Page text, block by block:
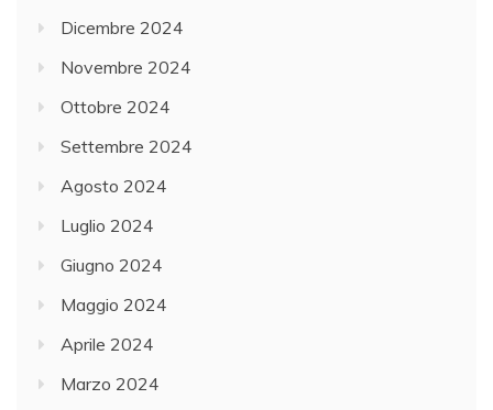
Dicembre 2024
Novembre 2024
Ottobre 2024
Settembre 2024
Agosto 2024
Luglio 2024
Giugno 2024
Maggio 2024
Aprile 2024
Marzo 2024